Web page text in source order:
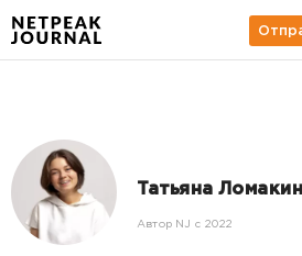
Татьяна
Автор NJ c 2022